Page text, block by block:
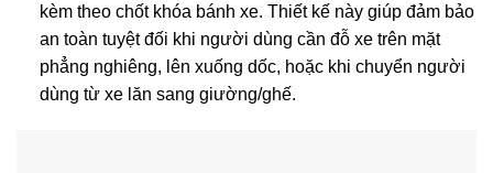
kèm theo chốt khóa bánh xe. Thiết kế này giúp đảm bảo
an toàn tuyệt đối khi người dùng cần đỗ xe trên mặt
phẳng nghiêng, lên xuống dốc, hoặc khi chuyển người
dùng từ xe lăn sang giường/ghế.